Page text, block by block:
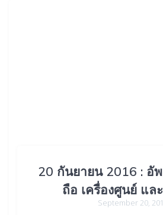
20 กันยายน 2016 : อั
ถือ เครื่องศูนย์ แล
September 20,